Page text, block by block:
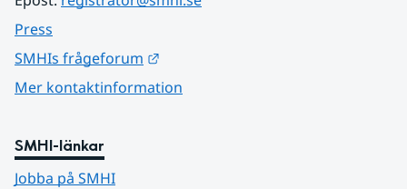
Press
SMHIs frågeforum
Mer kontaktinformation
SMHI-länkar
Jobba på SMHI